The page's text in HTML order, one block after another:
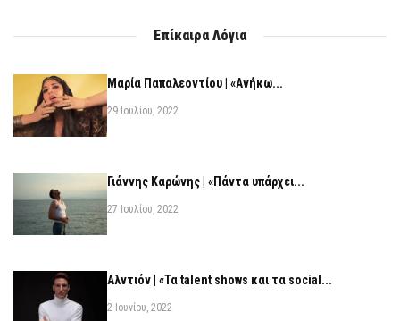
Επίκαιρα Λόγια
Μαρία Παπαλεοντίου | «Ανήκω...
29 Ιουλίου, 2022
Γιάννης Καρώνης | «Πάντα υπάρχει...
27 Ιουλίου, 2022
Αλντιόν | «Τα talent shows και τα social...
2 Ιουνίου, 2022